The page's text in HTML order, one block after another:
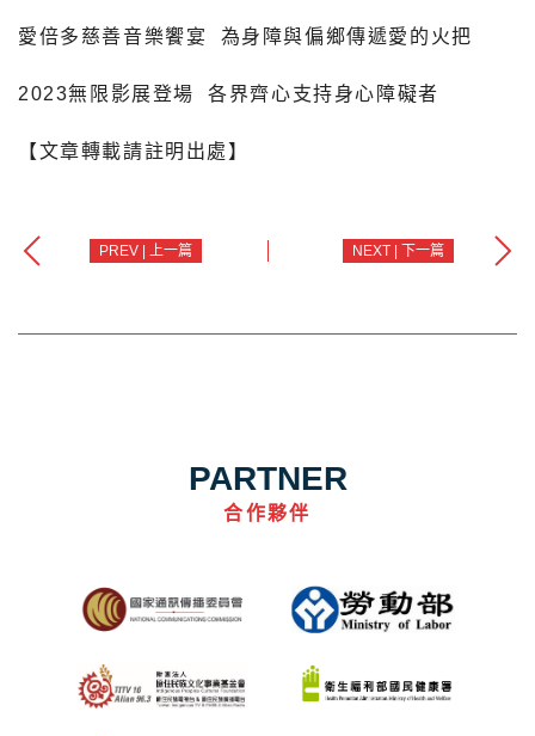
愛倍多慈善音樂饗宴 為身障與偏鄉傳遞愛的火把
2023無限影展登場 各界齊心支持身心障礙者
【文章轉載請註明出處】
PREV | 上一篇 NEXT | 下一篇
PARTNER
合作夥伴